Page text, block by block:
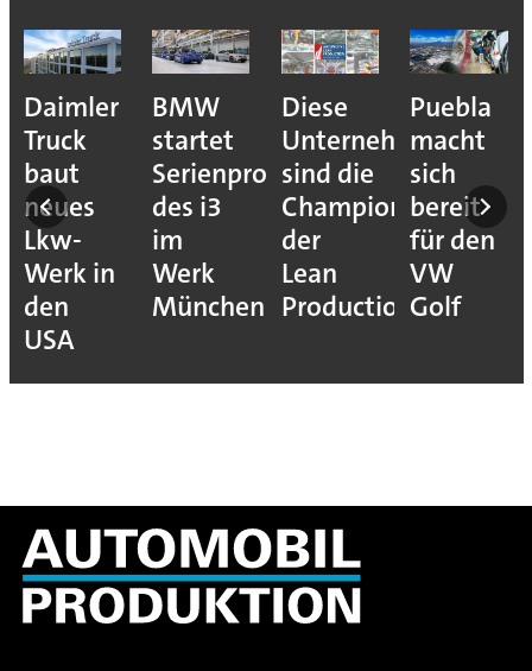
Daimler
Truck
baut
neues
Lkw-
Werk in
den
USA
BMW
startet
Serienproduktion
des i3
im
Werk
München
Diese
Unternehmen
sind die
Champions
der
Lean
Production
Puebla
macht
sich
bereit
für den
VW
Golf